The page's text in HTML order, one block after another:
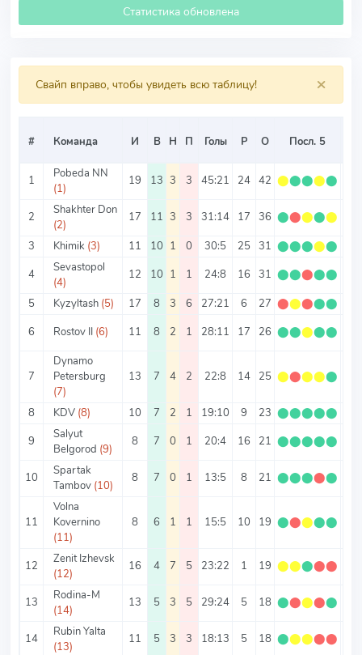
Статистика обновлена
×
Свайп вправо, чтобы увидеть всю таблицу!
# Команда И В Н П Голы Р О Посл. 5
1
Pobeda NN
(1)
19 13 3 3 45:21 24 42 ⬤⬤⬤⬤⬤
2
Shakhter Don
(2)
17 11 3 3 31:14 17 36 ⬤⬤⬤⬤⬤
3
Khimik (3) 11 10 1 0 30:5 25 31 ⬤⬤⬤⬤⬤
4
Sevastopol
(4)
12 10 1 1 24:8 16 31 ⬤⬤⬤⬤⬤
5
Kyzyltash (5) 17 8 3 6 27:21 6 27 ⬤⬤⬤⬤⬤
6
Rostov II (6) 11 8 2 1 28:11 17 26 ⬤⬤⬤⬤⬤
7
Dynamo
Petersburg
(7)
13 7 4 2 22:8 14 25 ⬤⬤⬤⬤⬤
8 KDV (8) 10 7 2 1 19:10 9 23 ⬤⬤⬤⬤⬤
9
Salyut
Belgorod (9)
8 7 0 1 20:4 16 21 ⬤⬤⬤⬤⬤
10
Spartak
Tambov (10)
8 7 0 1 13:5 8 21 ⬤⬤⬤⬤⬤
11
Volna
Kovernino
(11)
8 6 1 1 15:5 10 19 ⬤⬤⬤⬤⬤
12
Zenit Izhevsk
(12)
16 4 7 5 23:22 1 19 ⬤⬤⬤⬤⬤
13
Rodina-M
(14)
13 5 3 5 29:24 5 18 ⬤⬤⬤⬤⬤
14
Rubin Yalta
(13)
11 5 3 3 18:13 5 18 ⬤⬤⬤⬤⬤